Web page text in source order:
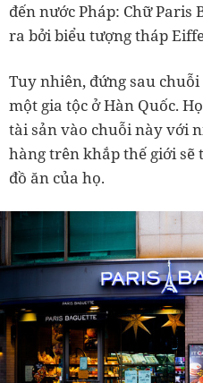
đến nước Pháp: Chữ Paris
ra bởi biểu tượng tháp
Tuy nhiên, đứng sau
một gia tộc ở Hàn Quốc.
tài sản vào chuỗi này với
hàng trên khắp thế giới
đồ ăn của họ.